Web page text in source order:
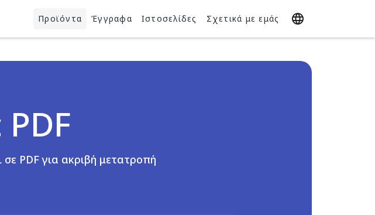
Προϊόντα Έγγραφα Ιστοσελίδες Σχετικά με εμάς
PDF για ακριβή μετατροπή